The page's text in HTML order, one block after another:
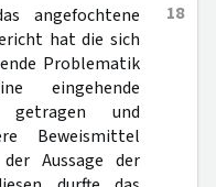
18
angefochtene
hat die sich
Problematik
eingehende
getragen und
Beweismittel
Aussage der